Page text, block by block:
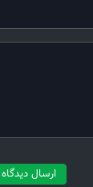
ارسال دیدگاه